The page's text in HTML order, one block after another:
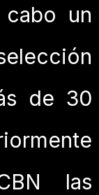
un
de 30
las